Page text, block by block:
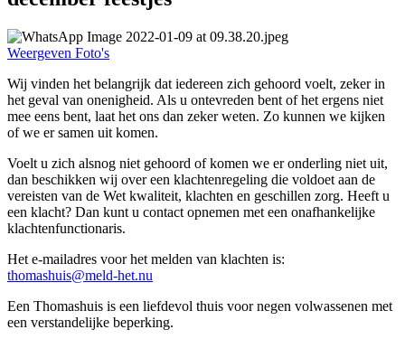
Weergeven Foto's
Wij vinden het belangrijk dat iedereen zich gehoord voelt, zeker in
het geval van onenigheid. Als u ontevreden bent of het ergens niet
mee eens bent, laat het ons dan zeker weten. Zo kunnen we kijken
of we er samen uit komen.
Voelt u zich alsnog niet gehoord of komen we er onderling niet uit,
dan beschikken wij over een klachtenregeling die voldoet aan de
vereisten van de Wet kwaliteit, klachten en geschillen zorg. Heeft u
een klacht? Dan kunt u contact opnemen met een onafhankelijke
klachtenfunctionaris.
Het e-mailadres voor het melden van klachten is:
thomashuis@meld-het.nu
Een Thomashuis is een liefdevol thuis voor negen volwassenen met
een verstandelijke beperking.